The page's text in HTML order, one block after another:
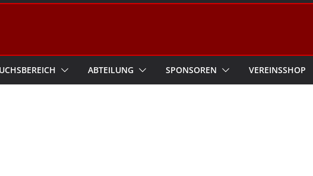
ABTEILUNG SPONSOREN VEREINSSHOP